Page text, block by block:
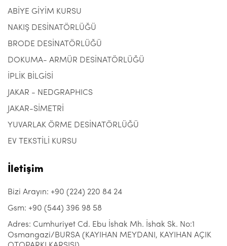
ABİYE GİYİM KURSU
NAKIŞ DESİNATÖRLÜĞÜ
BRODE DESİNATÖRLÜĞÜ
DOKUMA- ARMÜR DESİNATÖRLÜĞÜ
İPLİK BİLGİSİ
JAKAR - NEDGRAPHICS
JAKAR-SİMETRİ
YUVARLAK ÖRME DESİNATÖRLÜĞÜ
EV TEKSTİLİ KURSU
İletişim
Bizi Arayın: +90 (224) 220 84 24
Gsm: +90 (544) 396 98 58
Adres: Cumhuriyet Cd. Ebu İshak Mh. İshak Sk. No:1
Osmangazi/BURSA (KAYIHAN MEYDANI, KAYIHAN AÇIK